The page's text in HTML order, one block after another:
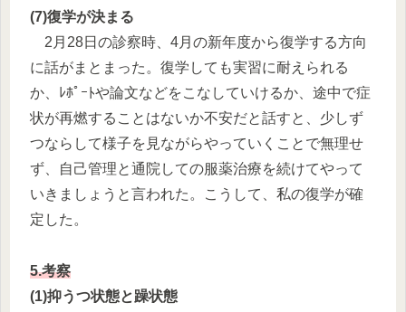
(7)復学が決まる
2月28日の診察時、4月の新年度から復学する方向
に話がまとまった。復学しても実習に耐えられる
か、ﾚﾎﾟｰﾄや論文などをこなしていけるか、途中で症
状が再燃することはないか不安だと話すと、少しず
つならして様子を見ながらやっていくことで無理せ
ず、自己管理と通院しての服薬治療を続けてやって
いきましょうと言われた。こうして、私の復学が確
定した。
5.考察
(1)抑うつ状態と躁状態